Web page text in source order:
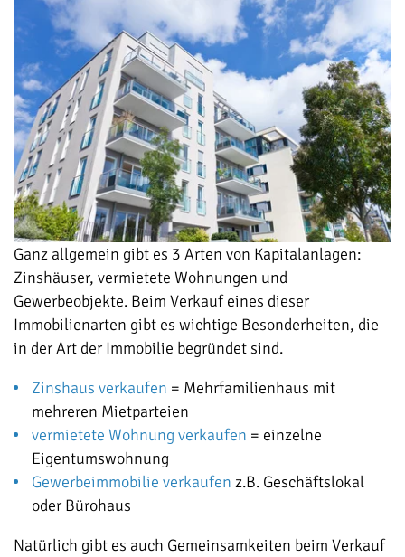
Ganz allgemein gibt es 3 Arten von Kapitalanlagen:
Zinshäuser, vermietete Wohnungen und
Gewerbeobjekte. Beim Verkauf eines dieser
Immobilienarten gibt es wichtige Besonderheiten, die
in der Art der Immobilie begründet sind.
Zinshaus verkaufen = Mehrfamilienhaus mit
mehreren Mietparteien
vermietete Wohnung verkaufen = einzelne
Eigentumswohnung
Gewerbeimmobilie verkaufen z.B. Geschäftslokal
oder Bürohaus
Natürlich gibt es auch Gemeinsamkeiten beim Verkauf